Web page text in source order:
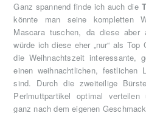
Ganz spannend finde ich auch die
könnte man seine kompletten
Mascara tuschen, da diese aber
würde ich diese eher „nur“ als
die Weihnachtszeit interessante,
einen weihnachtlichen, festlichen
sind. Durch die zweiteilige
Perlmuttpartikel optimal
ganz nach dem eigenen